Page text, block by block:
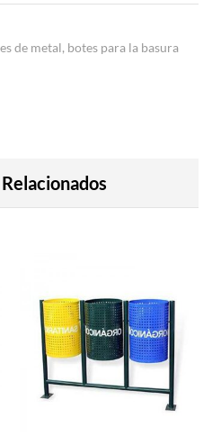
de metal, botes para la basura